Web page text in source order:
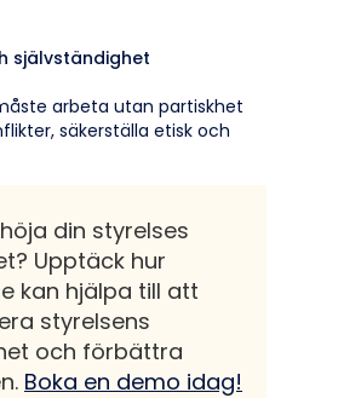
självständighet
arbeta utan partiskhet
säkerställa etisk och
din styrelses
Upptäck hur
kan hjälpa till att
styrelsens
och förbättra
Boka en demo idag!